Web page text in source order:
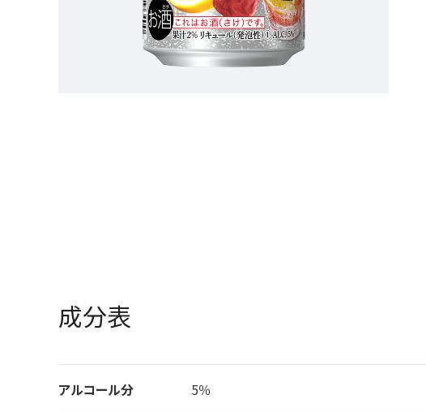
成分表
アルコール分 5％